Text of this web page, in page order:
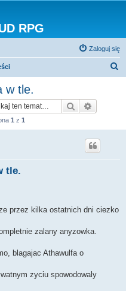
RPG
Zaloguj się
w tle.
Szukaj
1 z 1
tle.
przez kilka ostatnich dni ciezko
zalany anyzowka.
blagajac Athawulfa o
zyciu spowodowaly